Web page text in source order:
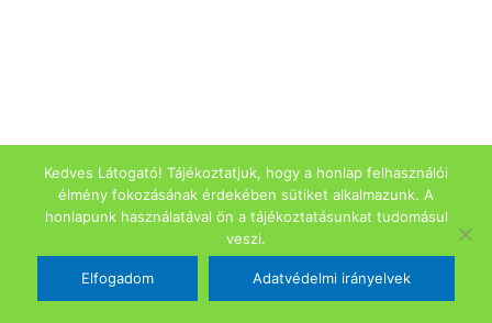
Kedves Látogató! Tájékoztatjuk, hogy a honlap felhasználói
élmény fokozásának érdekében sütiket alkalmazunk. A
honlapunk használatával ön a tájékoztatásunkat tudomásul
veszi.
Elfogadom Adatvédelmi irányelvek